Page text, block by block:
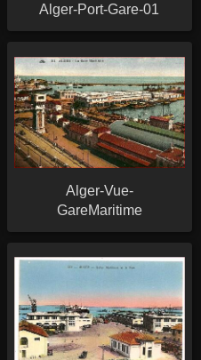
Alger-Port-Gare-01
Alger-Vue-
GareMaritime